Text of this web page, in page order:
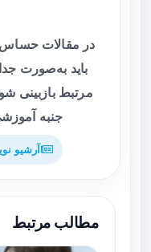
در مقالات
باید به‌صورت
مرتبط بازبینی
جنبه
آرشیو
مطالب مرتبط